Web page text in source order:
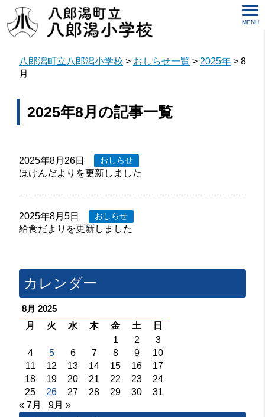
MENU
八郎潟町立八郎潟小学校 > おしらせ一覧 > 2025年 > 8
月
2025年8月の記事一覧
2025年8月26日 おしらせ
ほけんだよりを更新しました
2025年8月5日 おしらせ
給食だよりを更新しました
カレンダー
8月 2025
月
火 水 木 金 土
日
1
2
3
4
5 6 7 8 9
10
11
12 13 14 15 16
17
18
19 20 21 22 23
24
25
26 27 28 29 30
31
« 7月
9月 »